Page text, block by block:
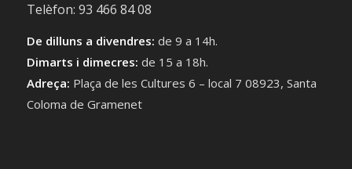
Telèfon: 93 466 84 08
De dilluns a divendres: de 9 a 14h.
Dimarts i dimecres: de 15 a 18h.
Adreça: Plaça de les Cultures 6 – local 7 08923, Santa
Coloma de Gramenet